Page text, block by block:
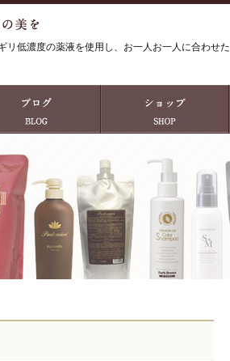
リ低濃度の薬液を使用し、お一人お一人に合わせた